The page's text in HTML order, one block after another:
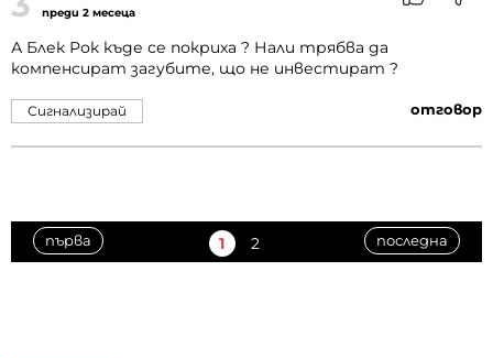
преди 2 месеца
А Блек Рок къде се покриха ? Нали трябва да
компенсират загубите, що не инвестират ?
отговор
Сигнализирай
първа 1 2 последна